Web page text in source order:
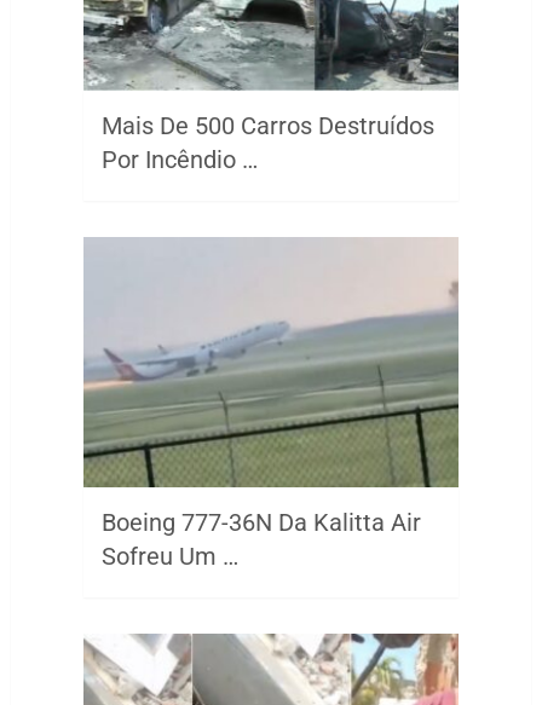
Mais De 500 Carros Destruídos
Por Incêndio …
Boeing 777-36N Da Kalitta Air
Sofreu Um …